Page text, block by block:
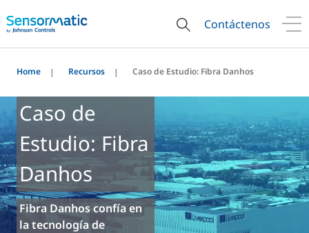
Contáctenos
Home Recursos Caso de Estudio: Fibra Danhos
Caso de
Estudio: Fibra
Danhos
Fibra Danhos confía en
la tecnología de